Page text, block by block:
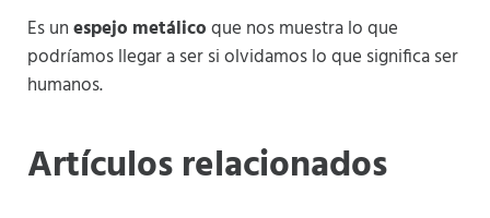
Es unespejo metálicoque nos muestra lo que
podríamos llegar a ser si olvidamos lo que significa ser
humanos.
Artículos relacionados